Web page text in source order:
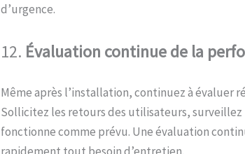
d’urgence.
12. Évaluation continue de la p
Même après l’installation, continuez à évaluer
Sollicitez les retours des utilisateurs,
fonctionne comme prévu. Une évaluation